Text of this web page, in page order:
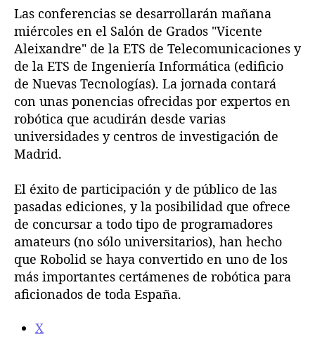
Las conferencias se desarrollarán mañana
miércoles en el Salón de Grados "Vicente
Aleixandre" de la ETS de Telecomunicaciones y
de la ETS de Ingeniería Informática (edificio
de Nuevas Tecnologías). La jornada contará
con unas ponencias ofrecidas por expertos en
robótica que acudirán desde varias
universidades y centros de investigación de
Madrid.
El éxito de participación y de público de las
pasadas ediciones, y la posibilidad que ofrece
de concursar a todo tipo de programadores
amateurs (no sólo universitarios), han hecho
que Robolid se haya convertido en uno de los
más importantes certámenes de robótica para
aficionados de toda España.
X